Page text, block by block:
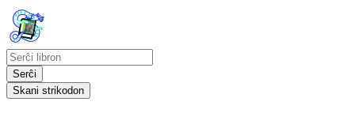
Serĉi
Skani strikodon